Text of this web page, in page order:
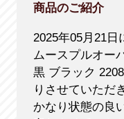
商品のご紹介
2025年05月21日
ムースプルオー
黒 ブラック
りさせていただ
かなり状態の良